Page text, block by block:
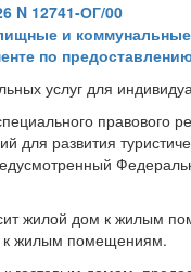
N 12741-ОГ/00
и
по
услуг для
правового
для развития
жилой дом к жилым
к жилым помещениям.